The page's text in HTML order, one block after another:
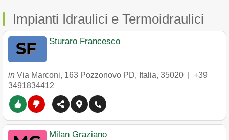
Impianti Idraulici e Termoidraulici
Sturaro Francesco
in Via Marconi, 163 Pozzonovo PD, Italia, 35020
+39
3491834412
Milan Graziano